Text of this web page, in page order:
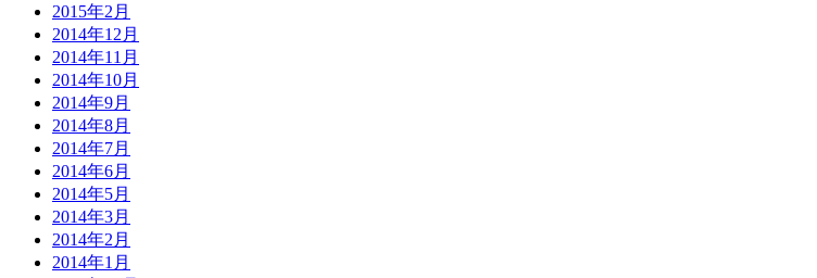
2015年2月
2014年12月
2014年11月
2014年10月
2014年9月
2014年8月
2014年7月
2014年6月
2014年5月
2014年3月
2014年2月
2014年1月